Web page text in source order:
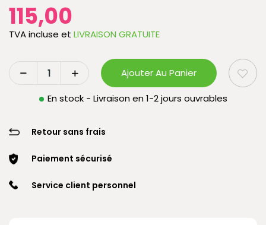
115,00
TVA incluse et LIVRAISON GRATUITE
Ajouter Au Panier
En stock - Livraison en 1-2 jours ouvrables
Retour sans frais
Paiement sécurisé
Service client personnel